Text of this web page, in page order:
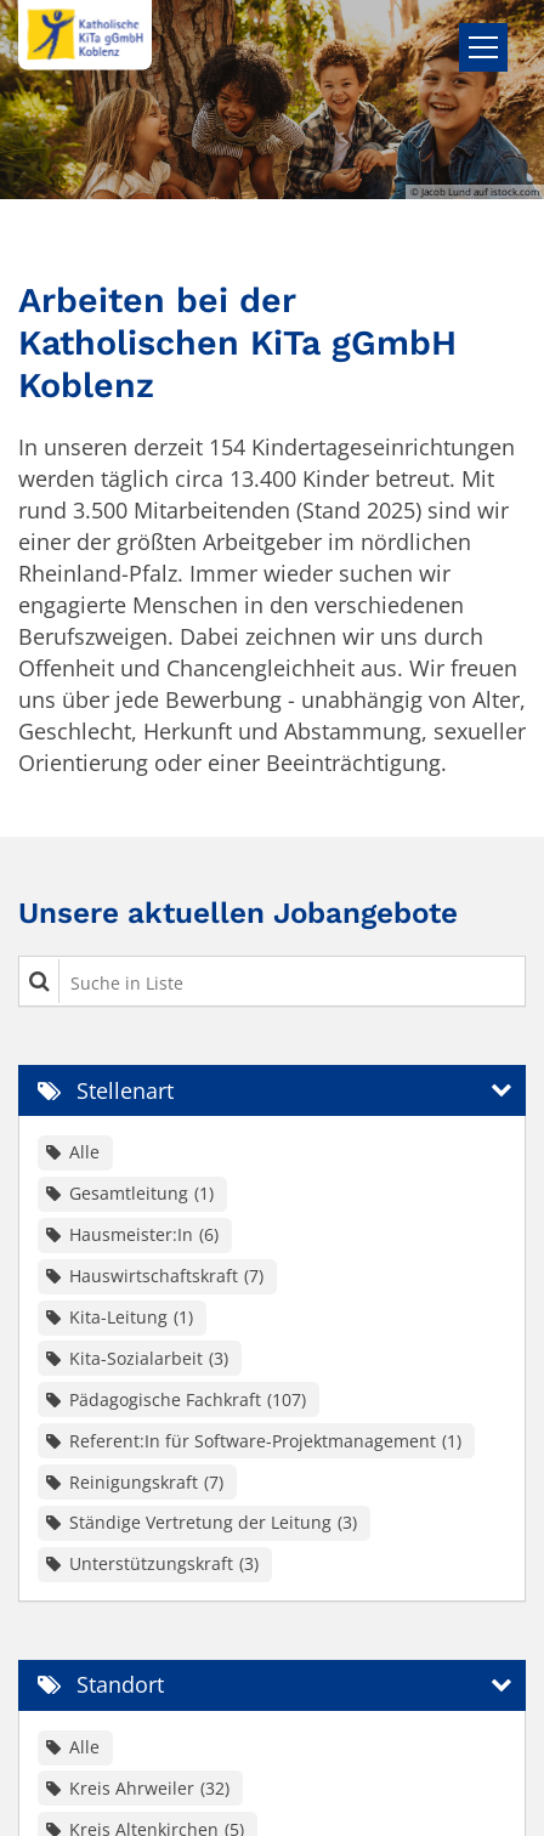
Zum Inhalt springen
© Jacob Lund auf istock.com
Arbeiten bei der
Katholischen KiTa gGmbH
Koblenz
In unseren derzeit 154 Kindertageseinrichtungen
werden täglich circa 13.400 Kinder betreut. Mit
rund 3.500 Mitarbeitenden (Stand 2025) sind wir
einer der größten Arbeitgeber im nördlichen
Rheinland-Pfalz. Immer wieder suchen wir
engagierte Menschen in den verschiedenen
Berufszweigen. Dabei zeichnen wir uns durch
Offenheit und Chancengleichheit aus. Wir freuen
uns über jede Bewerbung - unabhängig von Alter,
Geschlecht, Herkunft und Abstammung, sexueller
Orientierung oder einer Beeinträchtigung.
Unsere aktuellen Jobangebote
Suche in Liste
Stellenart
Alle
Gesamtleitung 1
Hausmeister:In 6
Hauswirtschaftskraft 7
Kita-Leitung 1
Kita-Sozialarbeit 3
Pädagogische Fachkraft 107
Referent:In für Software-Projektmanagement 1
Reinigungskraft 7
Ständige Vertretung der Leitung 3
Unterstützungskraft 3
Standort
Alle
Kreis Ahrweiler 32
Kreis Altenkirchen 5